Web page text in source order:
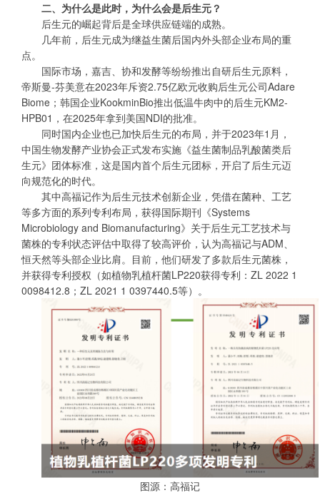
二、为什么是此时，为什么会是后生元？
后生元的崛起背后是全球供应链端的成熟。
几年前，后生元成为继益生菌后国内外头部企业布局的重
点。
国际市场，嘉吉、协和发酵等纷纷推出自研后生元原料，
帝斯曼-芬美意在2023年斥资2.75亿欧元收购后生元公司Adare
Biome；韩国企业KookminBio推出低温牛肉中的后生元KM2-
HPB01，在2025年拿到美国NDI的批准。
同时国内企业也已加快后生元的布局，并于2023年1月，
中国生物发酵产业协会正式发布实施《益生菌制品乳酸菌类后
生元》团体标准，这是国内首个后生元团标，开启了后生元迈
向规范化的时代。
其中高福记作为后生元技术创新企业，凭借在菌种、工艺
等多方面的系列专利布局，获得国际期刊《Systems
Microbiology and Biomanufacturing》关于后生元工艺技术与
菌株的专利状态评估中取得了较高评价，认为高福记与ADM、
恒天然等头部企业比肩。目前，他们研发了多款后生元菌株，
并获得专利授权（如植物乳植杆菌LP220获得专利：ZL 2022 1
0098412.8；ZL 2021 1 0397440.5等）。
图源：高福记